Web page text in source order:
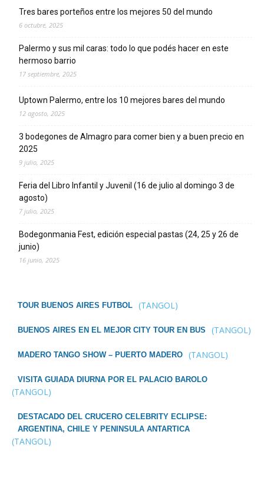
Tres bares porteños entre los mejores 50 del mundo
6 octubre, 2025
Palermo y sus mil caras: todo lo que podés hacer en este
hermoso barrio
17 septiembre, 2025
Uptown Palermo, entre los 10 mejores bares del mundo
12 agosto, 2025
3 bodegones de Almagro para comer bien y a buen precio en
2025
9 julio, 2025
Feria del Libro Infantil y Juvenil (16 de julio al domingo 3 de
agosto)
7 julio, 2025
Bodegonmania Fest, edición especial pastas (24, 25 y 26 de
junio)
16 junio, 2025
TOUR BUENOS AIRES FUTBOL (TANGOL)
BUENOS AIRES EN EL MEJOR CITY TOUR EN BUS (TANGOL)
MADERO TANGO SHOW – PUERTO MADERO (TANGOL)
VISITA GUIADA DIURNA POR EL PALACIO BAROLO
(TANGOL)
DESTACADO DEL CRUCERO CELEBRITY ECLIPSE:
ARGENTINA, CHILE Y PENINSULA ANTARTICA
(TANGOL)